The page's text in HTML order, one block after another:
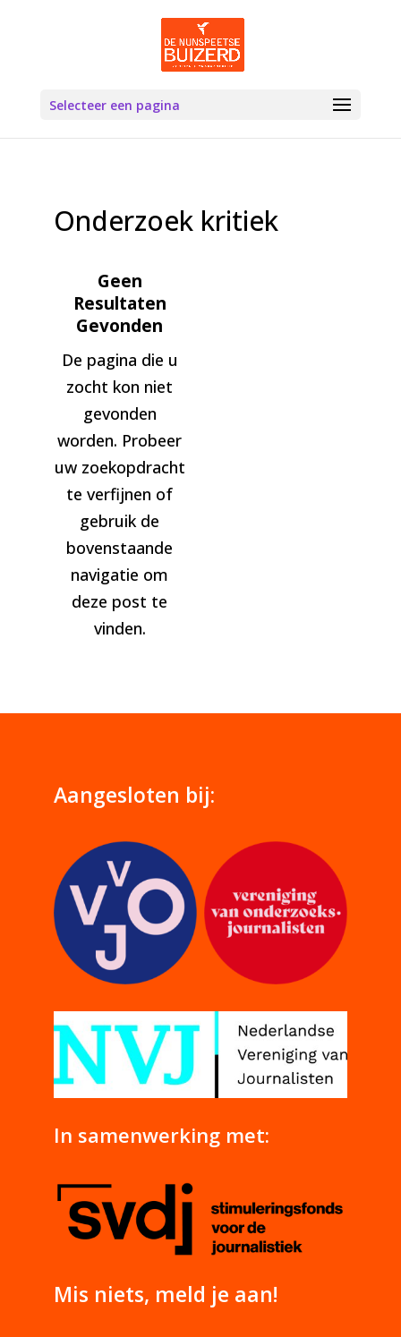
Selecteer een pagina
Onderzoek kritiek
Geen
Resultaten
Gevonden
De pagina die u
zocht kon niet
gevonden
worden. Probeer
uw zoekopdracht
te verfijnen of
gebruik de
bovenstaande
navigatie om
deze post te
vinden.
Aangesloten bij:
In samenwerking met:
Mis niets, meld je aan!